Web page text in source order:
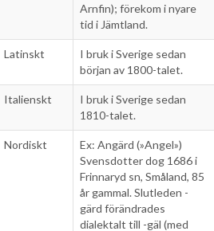
Arnfin); förekom i nyare
tid i Jämtland.
Latinskt
I bruk i Sverige sedan
början av 1800-talet.
Italienskt
I bruk i Sverige sedan
1810-talet.
Nordiskt
Ex: Angärd (»Angel»)
Svensdotter dog 1686 i
Frinnaryd sn, Småland, 85
år gammal. Slutleden -
gärd förändrades
dialektalt till -gäl (med